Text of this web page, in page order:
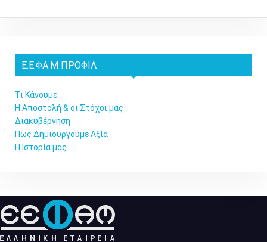
Ε.Ε.ΦΑ.Μ ΠΡΟΦΊΛ
Τι Κάνουμε
Η Αποστολή & οι Στόχοι μας
Διακυβέρνηση
Πως Δημιουργούμε Αξία
Η Ιστορία μας